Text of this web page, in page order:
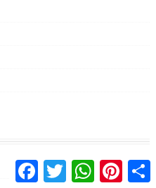
a
T
w
W
h